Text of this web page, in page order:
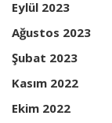
Eylül 2023
Ağustos 2023
Şubat 2023
Kasım 2022
Ekim 2022